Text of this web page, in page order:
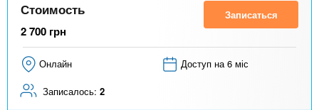
Стоимость
2 700 грн
Записаться
Онлайн Доступ на 6 міс
Записалось: 2